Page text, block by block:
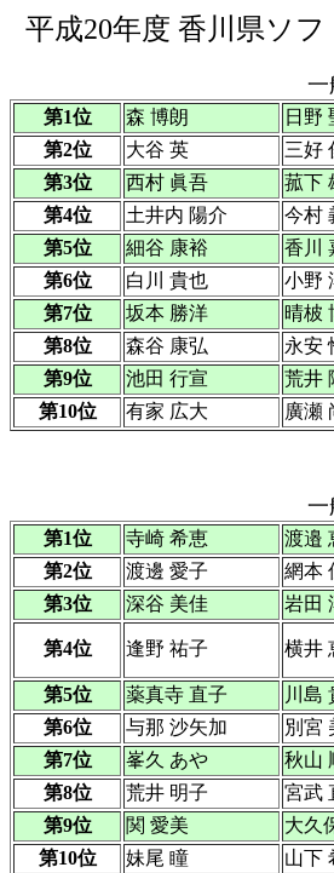
平成20年度 香川県ソ
一
第1位 森 博朗 日野
第2位
大谷 英 三好
第3位
西村 眞吾 菰下
第4位
土井内 陽介 今村
第5位
細谷 康裕 香川
第6位
白川 貴也 小野
第7位
坂本 勝洋 晴柀
第8位
森谷 康弘 永安
第9位
池田 行宣 荒井
第10位
有家 広大 廣瀬
一
第1位 寺崎 希恵 渡邉
第2位
渡邊 愛子 網本
第3位
深谷 美佳 岩田
第4位 逢野 祐子 横井
第5位
薬真寺 直子 川島
第6位
与那 沙矢加 別宮
第7位
峯久 あや 秋山
第8位
荒井 明子 宮武
第9位
関 愛美 大久
第10位
妹尾 瞳 山下